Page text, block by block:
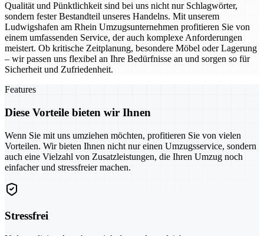
Qualität und Pünktlichkeit sind bei uns nicht nur Schlagwörter,
sondern fester Bestandteil unseres Handelns. Mit unserem
Ludwigshafen am Rhein Umzugsunternehmen profitieren Sie von
einem umfassenden Service, der auch komplexe Anforderungen
meistert. Ob kritische Zeitplanung, besondere Möbel oder Lagerung
– wir passen uns flexibel an Ihre Bedürfnisse an und sorgen so für
Sicherheit und Zufriedenheit.
Features
Diese Vorteile bieten wir Ihnen
Wenn Sie mit uns umziehen möchten, profitieren Sie von vielen
Vorteilen. Wir bieten Ihnen nicht nur einen Umzugsservice, sondern
auch eine Vielzahl von Zusatzleistungen, die Ihren Umzug noch
einfacher und stressfreier machen.
Stressfrei